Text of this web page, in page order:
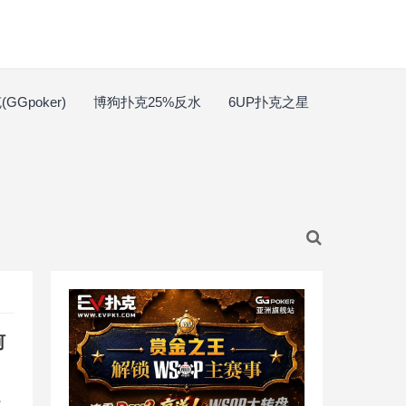
博狗扑克25%反水 6UP扑克之星